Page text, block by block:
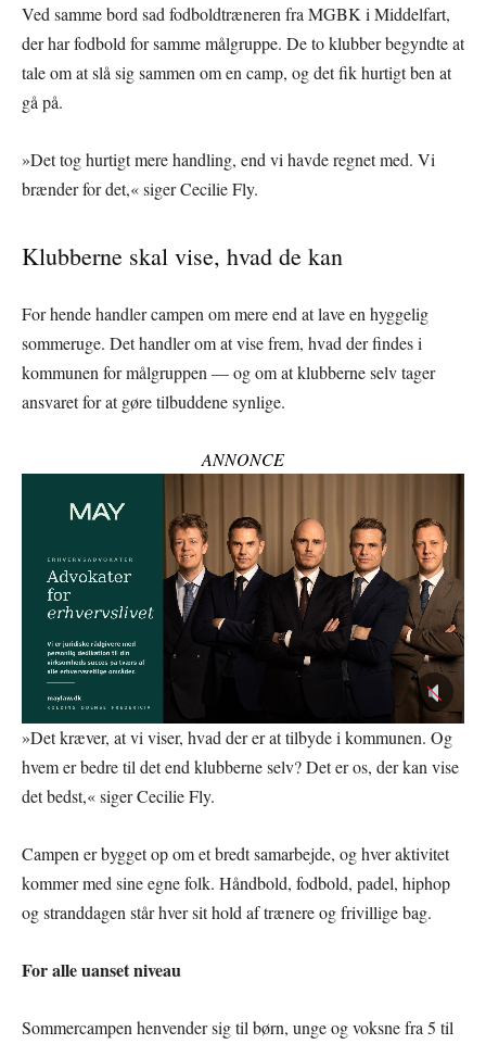
Ved samme bord sad fodboldtræneren fra MGBK i Middelfart,
der har fodbold for samme målgruppe. De to klubber begyndte at
tale om at slå sig sammen om en camp, og det fik hurtigt ben at
gå på.
»Det tog hurtigt mere handling, end vi havde regnet med. Vi
brænder for det,« siger Cecilie Fly.
Klubberne skal vise, hvad de kan
For hende handler campen om mere end at lave en hyggelig
sommeruge. Det handler om at vise frem, hvad der findes i
kommunen for målgruppen — og om at klubberne selv tager
ansvaret for at gøre tilbuddene synlige.
ANNONCE
»Det kræver, at vi viser, hvad der er at tilbyde i kommunen. Og
hvem er bedre til det end klubberne selv? Det er os, der kan vise
det bedst,« siger Cecilie Fly.
Campen er bygget op om et bredt samarbejde, og hver aktivitet
kommer med sine egne folk. Håndbold, fodbold, padel, hiphop
og stranddagen står hver sit hold af trænere og frivillige bag.
For alle uanset niveau
Sommercampen henvender sig til børn, unge og voksne fra 5 til